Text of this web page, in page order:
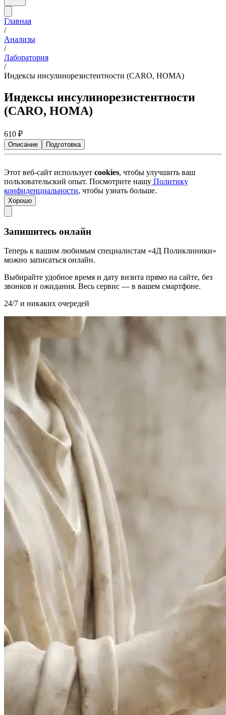
Главная
/
Анализы
/
Лаборатория
/
Индексы инсулинорезистентности (CARO, HOMA)
Индексы инсулинорезистентности
(CARO, HOMA)
610 ₽
Описание Подготовка
Этот веб-сайт использует cookies, чтобы улучшить ваш
пользовательский опыт. Посмотрите нашу Политику
конфиденциальности, чтобы узнать больше.
Хорошо
Запишитесь онлайн
Теперь к вашим любимым специалистам «4Д Поликлиники»
можно записаться онлайн.
Выбирайте удобное время и дату визита прямо на сайте, без
звонков и ожидания. Весь сервис — в вашем смартфоне.
24/7 и никаких очередей